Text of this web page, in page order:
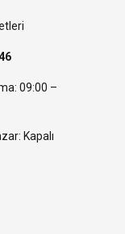
09:00 –
Kapalı